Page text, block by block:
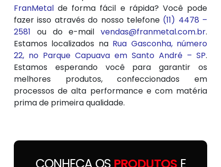
FranMetal de forma fácil e rápida? Você pode
fazer isso através do nosso telefone (11) 4478 –
2581 ou do e-mail vendas@franmetal.com.br.
Estamos localizados na Rua Gasconha, número
22, no Parque Capuava em Santo André – SP.
Estamos esperando você para garantir os
melhores produtos, confeccionados em
processos de alta performance e com matéria
prima de primeira qualidade.